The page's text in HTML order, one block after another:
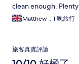
clean enough.
to terminal or cheap
Matthew，1 晚旅行
旅客真實評論